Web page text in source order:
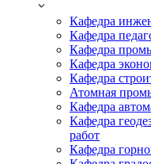
Кафедра
Кафедра
Кафедра
Кафедра
Кафедра
Атомная
Кафедра
Кафедра
работ
Кафедра